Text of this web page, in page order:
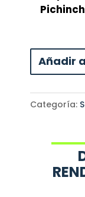
Añadir
Categoría: